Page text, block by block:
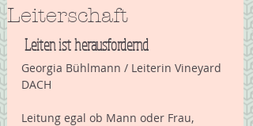
Leiterschaft
Leiten ist herausfordernd
Georgia Bühlmann / Leiterin Vineyard
DACH
Leitung egal ob Mann oder Frau,